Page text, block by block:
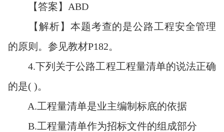
【答案】ABD
【解析】本题考查的是公路工程安全管理
的原则。参见教材P182。
4.下列关于公路工程工程量清单的说法正确
的是( )。
A.工程量清单是业主编制标底的依据
B.工程量清单作为招标文件的组成部分